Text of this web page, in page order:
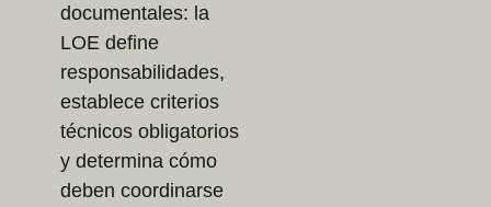
documentales: la
LOE define
responsabilidades,
establece criterios
técnicos obligatorios
y determina cómo
deben coordinarse